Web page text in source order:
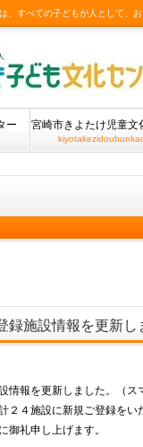
、すべての子どもが人として、
ー 宮崎市きよたけ児童文
録施設情報を更新し
情報を更新しました。（
２４施設に新規ご登録をい
御礼申し上げます。